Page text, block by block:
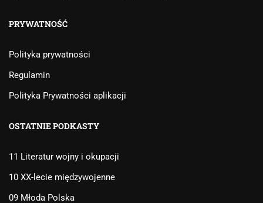
PRYWATNOŚĆ
Polityka prywatności
Regulamin
Polityka Prywatności aplikacji
OSTATNIE PODKASTY
11 Literatur wojny i okupacji
10 XX-lecie międzywojenne
09 Młoda Polska